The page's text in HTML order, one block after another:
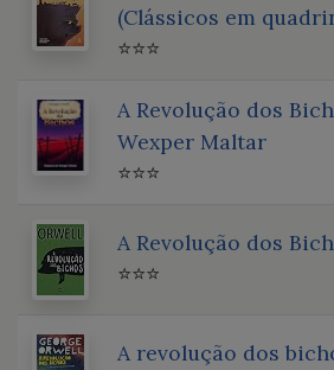
(Clássicos em
⭐⭐⭐
A Revolução dos
Wexper Maltar
⭐⭐⭐
A Revolução dos
⭐⭐⭐
A revolução dos